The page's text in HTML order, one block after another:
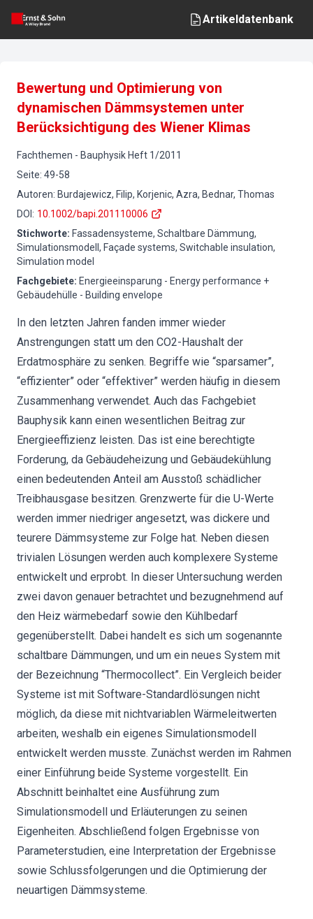
Artikeldatenbank
Bewertung und Optimierung von
dynamischen Dämmsystemen unter
Berücksichtigung des Wiener Klimas
Fachthemen - Bauphysik Heft 1/2011
Seite: 49-58
Autoren: Burdajewicz, Filip, Korjenic, Azra, Bednar, Thomas
DOI : 10.1002/bapi.201110006
Stichworte: Fassadensysteme, Schaltbare Dämmung,
Simulationsmodell, Façade systems, Switchable insulation,
Simulation model
Fachgebiete: Energieeinsparung - Energy performance +
Gebäudehülle - Building envelope
In den letzten Jahren fanden immer wieder
Anstrengungen statt um den CO2-Haushalt der
Erdatmosphäre zu senken. Begriffe wie “sparsamer”,
“effizienter” oder “effektiver” werden häufig in diesem
Zusammenhang verwendet. Auch das Fachgebiet
Bauphysik kann einen wesentlichen Beitrag zur
Energieeffizienz leisten. Das ist eine berechtigte
Forderung, da Gebäudeheizung und Gebäudekühlung
einen bedeutenden Anteil am Ausstoß schädlicher
Treibhausgase besitzen. Grenzwerte für die U-Werte
werden immer niedriger angesetzt, was dickere und
teurere Dämmsysteme zur Folge hat. Neben diesen
trivialen Lösungen werden auch komplexere Systeme
entwickelt und erprobt. In dieser Untersuchung werden
zwei davon genauer betrachtet und bezugnehmend auf
den Heiz wärmebedarf sowie den Kühlbedarf
gegenüberstellt. Dabei handelt es sich um sogenannte
schaltbare Dämmungen, und um ein neues System mit
der Bezeichnung “Thermocollect”. Ein Vergleich beider
Systeme ist mit Software-Standardlösungen nicht
möglich, da diese mit nichtvariablen Wärmeleitwerten
arbeiten, weshalb ein eigenes Simulationsmodell
entwickelt werden musste. Zunächst werden im Rahmen
einer Einführung beide Systeme vorgestellt. Ein
Abschnitt beinhaltet eine Ausführung zum
Simulationsmodell und Erläuterungen zu seinen
Eigenheiten. Abschließend folgen Ergebnisse von
Parameterstudien, eine Interpretation der Ergebnisse
sowie Schlussfolgerungen und die Optimierung der
neuartigen Dämmsysteme.